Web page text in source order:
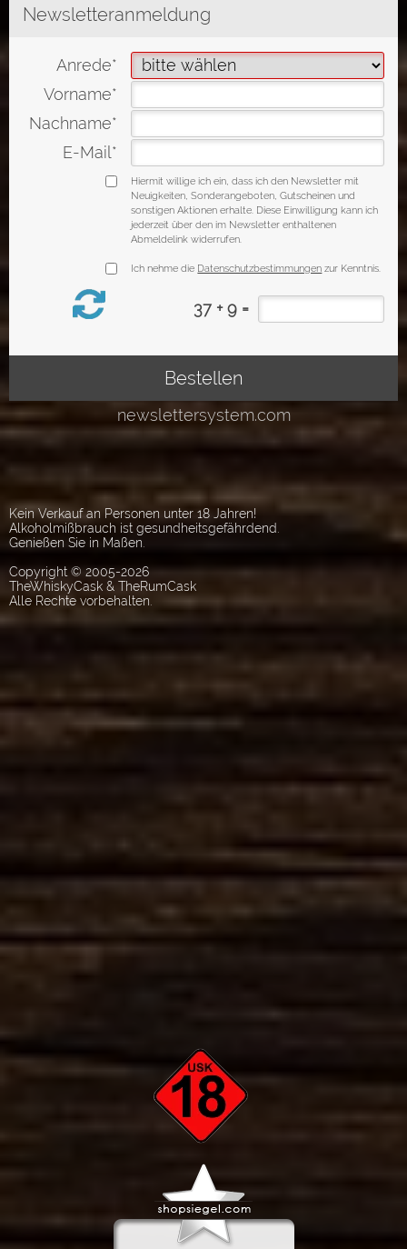
Kein Verkauf an Personen unter 18 Jahren!
Alkoholmißbrauch ist gesundheitsgefährdend.
Genießen Sie in Maßen.
Copyright © 2005-2026
TheWhiskyCask & TheRumCask
Alle Rechte vorbehalten.